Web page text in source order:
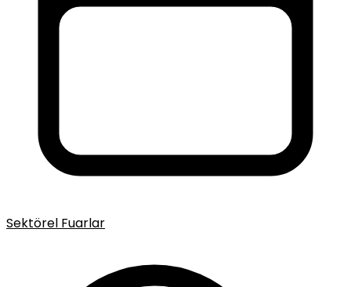
Sektörel Fuarlar